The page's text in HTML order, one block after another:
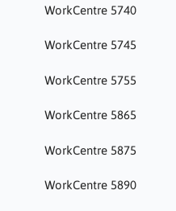
WorkCentre 5740
WorkCentre 5745
WorkCentre 5755
WorkCentre 5865
WorkCentre 5875
WorkCentre 5890